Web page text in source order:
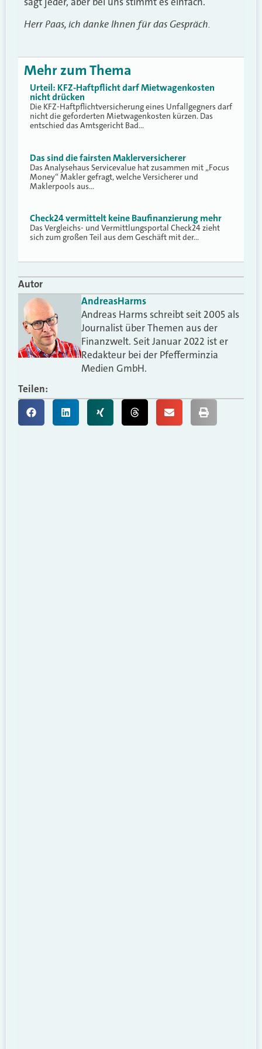
Herr Paas, ich danke Ihnen für das Gespräch.
Mehr zum Thema
Urteil: KFZ-Haftpflicht darf Mietwagenkosten
nicht drücken
Die KFZ-Haftpflichtversicherung eines Unfallgegners darf
nicht die geforderten Mietwagenkosten kürzen. Das
entschied das Amtsgericht Bad…
Das sind die fairsten Maklerversicherer
Das Analysehaus Servicevalue hat zusammen mit „Focus
Money“ Makler gefragt, welche Versicherer und
Maklerpools aus…
Check24 vermittelt keine Baufinanzierung mehr
Das Vergleichs- und Vermittlungsportal Check24 zieht
sich zum großen Teil aus dem Geschäft mit der…
Autor
AndreasHarms
Andreas Harms schreibt seit 2005 als
Journalist über Themen aus der
Finanzwelt. Seit Januar 2022 ist er
Redakteur bei der Pfefferminzia
Medien GmbH.
Teilen: